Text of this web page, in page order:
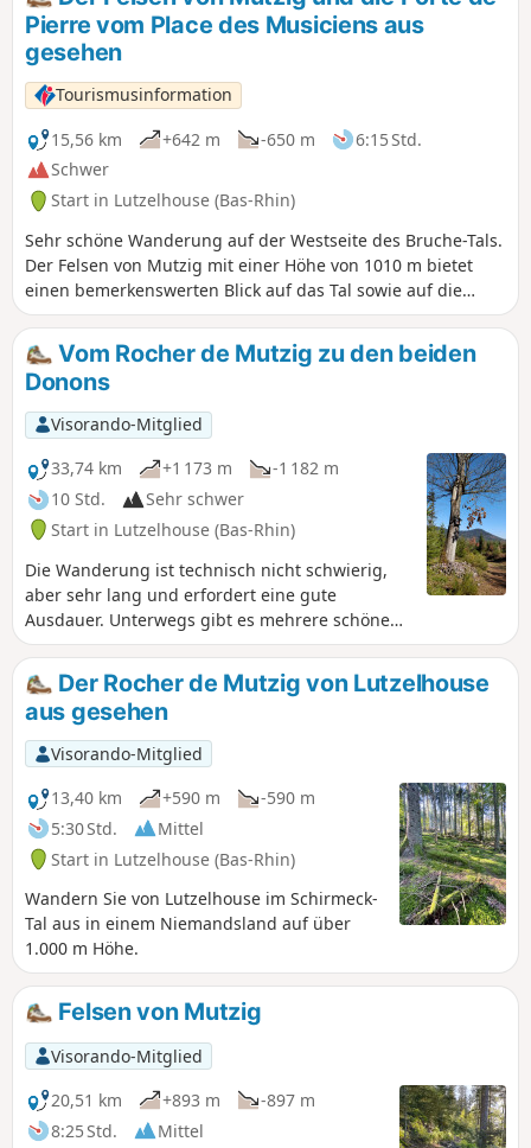
Pierre vom Place des Musiciens aus
gesehen
Tourismusinformation
15,56 km
+642 m -650 m
6:15 Std.
Schwer
Start in Lutzelhouse (Bas-Rhin)
Sehr schöne Wanderung auf der Westseite des Bruche-Tals.
Der Felsen von Mutzig mit einer Höhe von 1010 m bietet
einen bemerkenswerten Blick auf das Tal sowie auf die
umliegenden Gebirge wie den Donon, den Schneeberg und
den Champ du Feu. Die Porte de Pierre ist ein
Naturdenkmal aus rosa Sandstein, das durch Erosion
geformt wurde. Dieser Felsblock, der dort thront, als käme
er aus dem Nichts, ist eine erstaunliche Entdeckung, die Sie
in einen Halbschlaf versetzt.
Vom Rocher de Mutzig zu den beiden
Donons
Visorando-Mitglied
33,74 km
+1 173 m
-1 182 m
10 Std.
Sehr schwer
Start in Lutzelhouse (Bas-Rhin)
Die Wanderung ist technisch nicht schwierig,
aber sehr lang und erfordert eine gute
Ausdauer. Unterwegs gibt es mehrere schöne
Aussichtspunkte und Sehenswürdigkeiten.
Der Rocher de Mutzig von Lutzelhouse
aus gesehen
Visorando-Mitglied
13,40 km
+590 m
-590 m
5:30 Std.
Mittel
Start in Lutzelhouse (Bas-Rhin)
Wandern Sie von Lutzelhouse im Schirmeck-
Tal aus in einem Niemandsland auf über
1.000 m Höhe.
Felsen von Mutzig
Visorando-Mitglied
20,51 km
+893 m
-897 m
8:25 Std.
Mittel